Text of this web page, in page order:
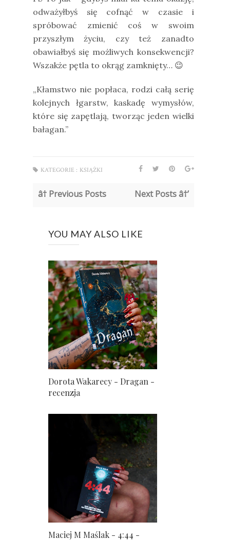
odważyłbyś się cofnąć w czasie i
spróbować zmienić coś w swoim
przyszłym życiu, czy też zanadto
obawiałbyś się możliwych konsekwencji?
Wszakże pętla to okrąg zamknięty… 😉
„Kłamstwo nie popłaca, rodzi całą serię
kolejnych łgarstw, kaskadę wymysłów,
które się zapętlają, tworząc jeden wielki
bałagan.”
KATEGORIE : KSIĄŻKI
â† Previous Posts Next Posts â†’
YOU MAY ALSO LIKE
Dorota Wakarecy - Dragan -
recenzja
Maciej M Maślak - 4:44 -